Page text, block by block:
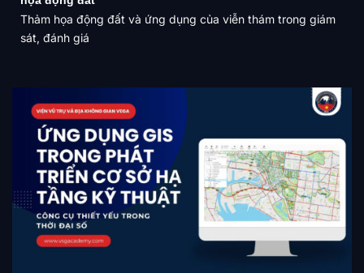
Thảm họa động đất và ứng dụng của viễn thám trong giám
sát, đánh giá